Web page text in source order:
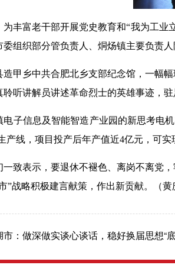
为丰富老干部开展党史教育和“我为工业
组织部分管负责人、 烔炀镇主要负责人
造甲乡中共合肥北乡支部纪念馆， 一幅
聆听讲解员讲述革命烈士的英雄事迹，
电子信息及智能智造产业园的新思考电
产线，项目投产后年产值近4亿元，可实
一致表示，要退休不褪色、离岗不离党
”战略积极建言献策，作出新贡献。（黄
市：做深做实谈心谈话，稳好换届思想“